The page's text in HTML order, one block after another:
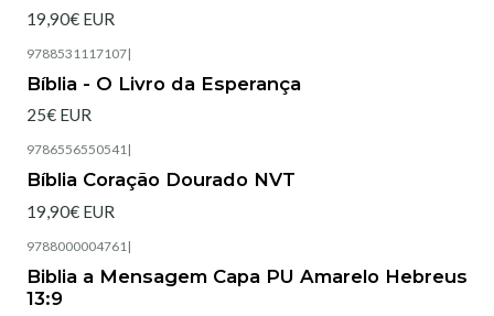
19,90€ EUR
9788531117107|
Bíblia - O Livro da Esperança
25€ EUR
9786556550541|
Bíblia Coração Dourado NVT
19,90€ EUR
9788000004761 |
Biblia a Mensagem Capa PU Amarelo Hebreus
13:9